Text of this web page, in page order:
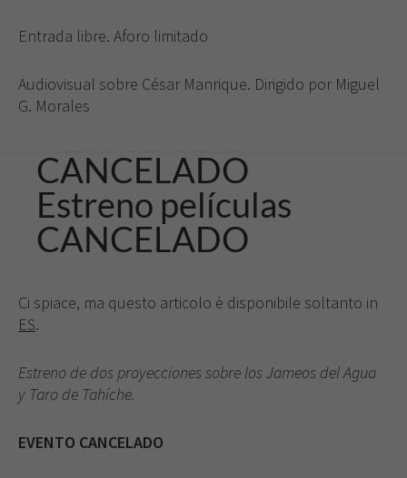
Entrada libre. Aforo limitado
Audiovisual sobre César Manrique. Dirigido por Miguel
G. Morales
CANCELADO
Estreno películas
CANCELADO
Ci spiace, ma questo articolo è disponibile soltanto in
ES.
Estreno de dos proyecciones sobre los Jameos del Agua
y Taro de Tahíche.
EVENTO CANCELADO